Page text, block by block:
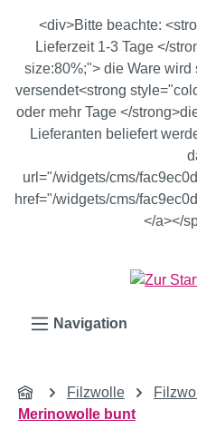
Zum Hauptinhalt springen
<div>Bitte beachte:
Lieferzeit 1-3 Tage </
size:80%;"> die Ware
versendet<strong
oder mehr Tage </
Lieferanten beliefert
url="/widgets/cms/
href="/widgets/cms/
</a></
Navigation
Filzwolle
Merinowolle bunt